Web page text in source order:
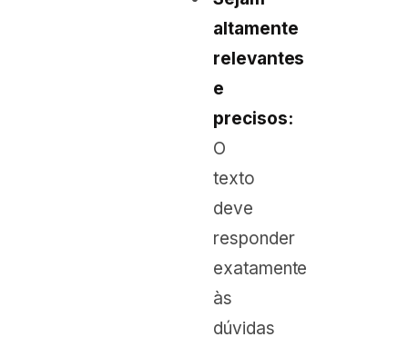
altamente
relevantes
e
precisos:
O
texto
deve
responder
exatamente
às
dúvidas